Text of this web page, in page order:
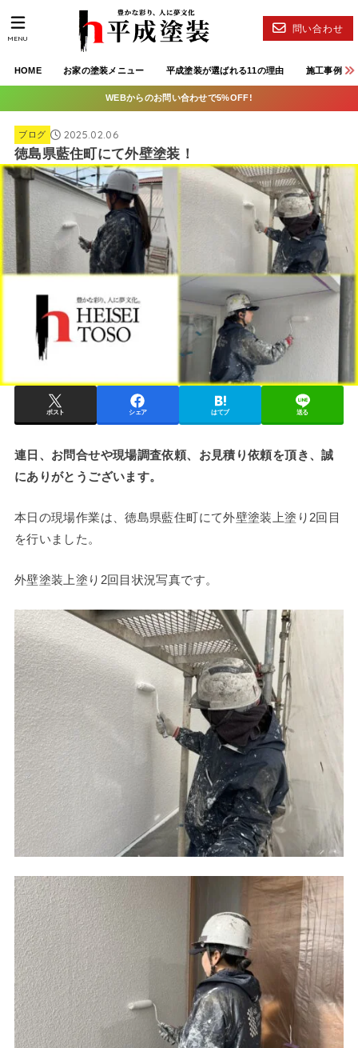
HOME お家の塗装メニュー 平成塗装が選ばれる11の理由 施工事例
問い合わせ
MENU
WEBからのお問い合わせで5%OFF!
ブログ 2025.02.06
徳島県藍住町にて外壁塗装！
ポスト シェア はてブ 送る
連日、お問合せや現場調査依頼、お見積り依頼を頂き、誠
にありがとうございます。
本日の現場作業は、徳島県藍住町にて外壁塗装上塗り2回目
を行いました。
外壁塗装上塗り2回目状況写真です。